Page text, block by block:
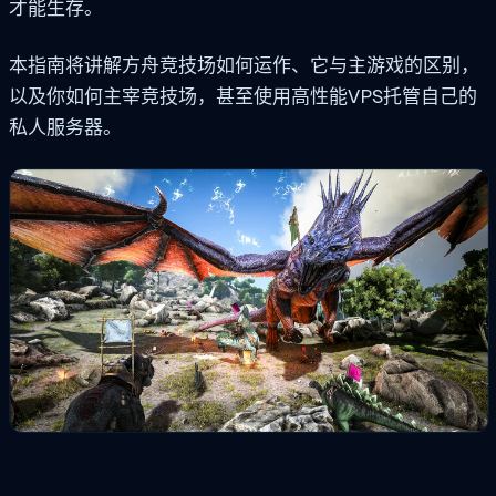
才能生存。
本指南将讲解方舟竞技场如何运作、它与主游戏的区别，
以及你如何主宰竞技场，甚至使用高性能VPS托管自己的
私人服务器。